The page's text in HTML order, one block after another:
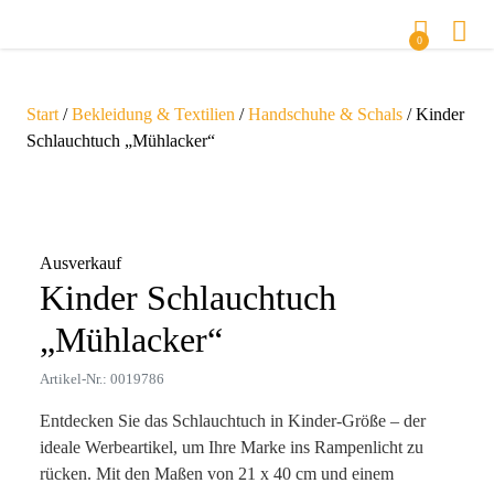
0
Start /Bekleidung & Textilien /Handschuhe & Schals / Kinder
Schlauchtuch „Mühlacker“
Ausverkauf
Kinder Schlauchtuch
„Mühlacker“
Artikel-Nr.: 0019786
Entdecken Sie das Schlauchtuch in Kinder-Größe – der
ideale Werbeartikel, um Ihre Marke ins Rampenlicht zu
rücken. Mit den Maßen von 21 x 40 cm und einem